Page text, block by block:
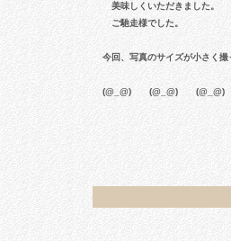
美味しくいただきました。
ご馳走様でした。
今回、写真のサイズが小さく撮
(@_@) (@_@) (@_@)